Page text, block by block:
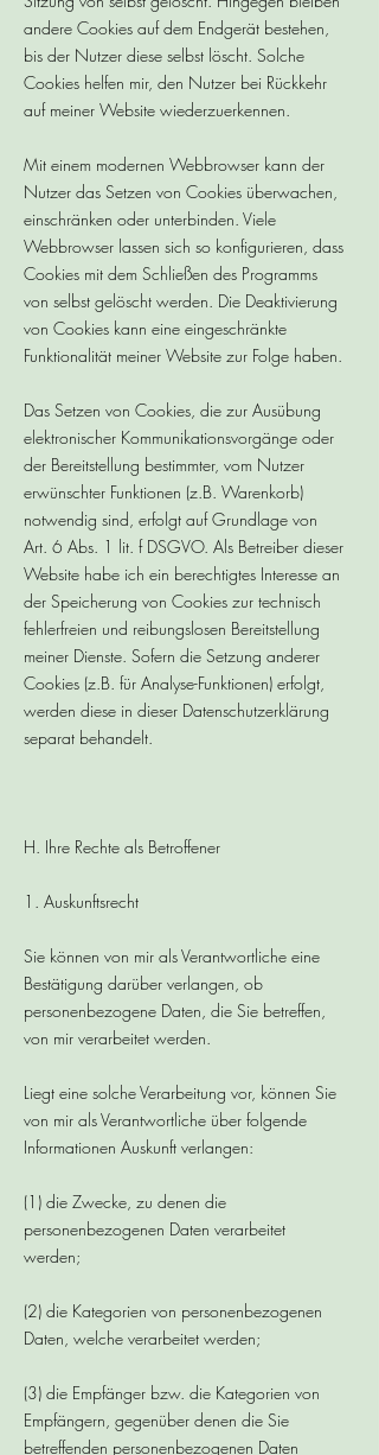
andere Cookies auf dem Endgerät bestehen,
bis der Nutzer diese selbst löscht. Solche
Cookies helfen mir, den Nutzer bei Rückkehr
auf meiner Website wiederzuerkennen.
Mit einem modernen Webbrowser kann der
Nutzer das Setzen von Cookies überwachen,
einschränken oder unterbinden. Viele
Webbrowser lassen sich so konfigurieren, dass
Cookies mit dem Schließen des Programms
von selbst gelöscht werden. Die Deaktivierung
von Cookies kann eine eingeschränkte
Funktionalität meiner Website zur Folge haben.
Das Setzen von Cookies, die zur Ausübung
elektronischer Kommunikationsvorgänge oder
der Bereitstellung bestimmter, vom Nutzer
erwünschter Funktionen (z.B. Warenkorb)
notwendig sind, erfolgt auf Grundlage von
Art. 6 Abs. 1 lit. f DSGVO. Als Betreiber dieser
Website habe ich ein berechtigtes Interesse an
der Speicherung von Cookies zur technisch
fehlerfreien und reibungslosen Bereitstellung
meiner Dienste. Sofern die Setzung anderer
Cookies (z.B. für Analyse-Funktionen) erfolgt,
werden diese in dieser Datenschutzerklärung
separat behandelt.
H. Ihre Rechte als Betroffener
1. Auskunftsrecht
Sie können von mir als Verantwortliche eine
Bestätigung darüber verlangen, ob
personenbezogene Daten, die Sie betreffen,
von mir verarbeitet werden.
Liegt eine solche Verarbeitung vor, können Sie
von mir als Verantwortliche über folgende
Informationen Auskunft verlangen:
(1) die Zwecke, zu denen die
personenbezogenen Daten verarbeitet
werden;
(2) die Kategorien von personenbezogenen
Daten, welche verarbeitet werden;
(3) die Empfänger bzw. die Kategorien von
Empfängern, gegenüber denen die Sie
betreffenden personenbezogenen Daten